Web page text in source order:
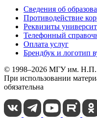
Сведения об
Противодействие
Реквизиты
Телефонный
Оплата услуг
Брендбук и логотип
© 1998–2026 МГУ им.
При использовании
обязательна